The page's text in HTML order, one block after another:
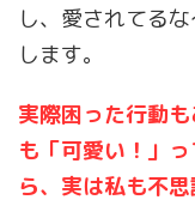
し、愛されてる
します。
実際困った行動
も「可愛い！」
ら、実は私も不思